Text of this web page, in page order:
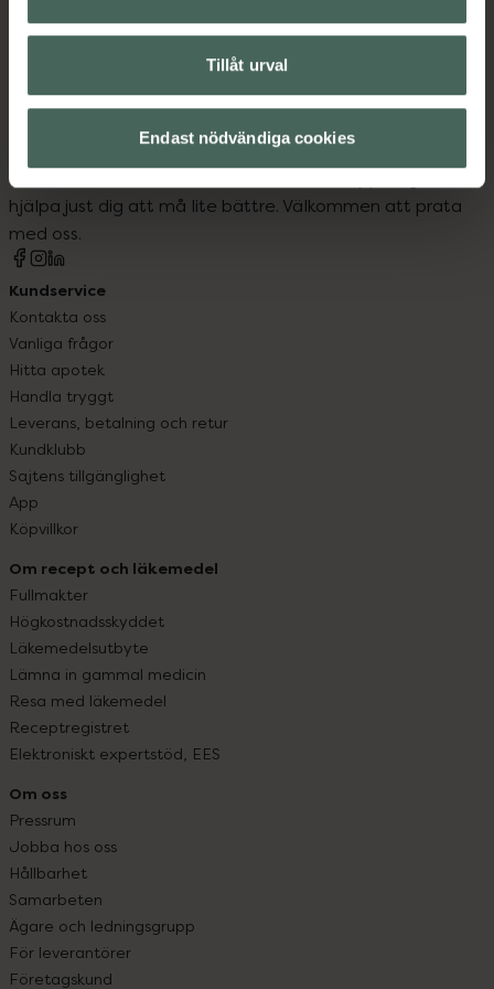
Tillåt urval
Endast nödvändiga cookies
syd till Lappland i norr, och online i mobilen och på
datorn. Oavsett vem du är så är det vårt uppdrag att
hjälpa just dig att må lite bättre. Välkommen att prata
med oss.
Kundservice
Kontakta oss
Vanliga frågor
Hitta apotek
Handla tryggt
Leverans, betalning och retur
Kundklubb
Sajtens tillgänglighet
App
Köpvillkor
Om recept och läkemedel
Fullmakter
Högkostnadsskyddet
Läkemedelsutbyte
Lämna in gammal medicin
Resa med läkemedel
Receptregistret
Elektroniskt expertstöd, EES
Om oss
Pressrum
Jobba hos oss
Hållbarhet
Samarbeten
Ägare och ledningsgrupp
För leverantörer
Företagskund